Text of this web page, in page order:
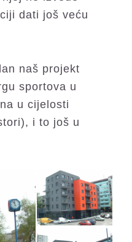
dati još veću
naš projekt
sportova u
u cijelosti
i to još u